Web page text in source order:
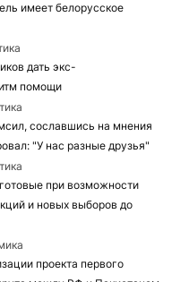
имеет белорусское
дать экс-
помощи
сославшись на мнения
"У нас разные друзья"
при возможности
и новых выборов до
проекта первого